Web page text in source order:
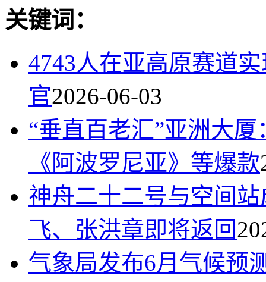
关键词：
4743人在亚高原赛道
官2026-06-03
“垂直百老汇”亚洲大
《阿波罗尼亚》等爆款
神舟二十二号与空间
飞、张洪章即将返回
气象局发布6月气候预